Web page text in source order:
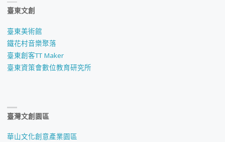
臺東文創
臺東美術館
鐵花村音樂聚落
臺東創客TT Maker
臺東資策會數位教育研究所
臺灣文創園區
華山文化創意產業園區